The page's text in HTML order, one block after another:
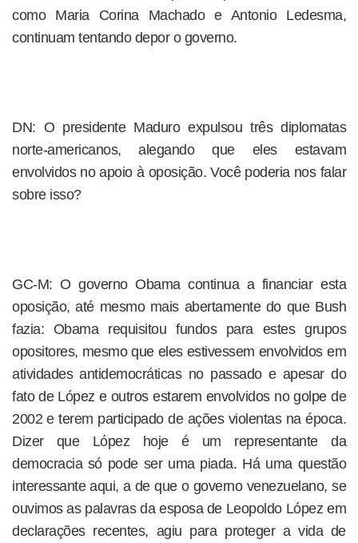
como Maria Corina Machado e Antonio Ledesma,
continuam tentando depor o governo.
DN: O presidente Maduro expulsou três diplomatas
norte-americanos, alegando que eles estavam
envolvidos no apoio à oposição. Você poderia nos falar
sobre isso?
GC-M: O governo Obama continua a financiar esta
oposição, até mesmo mais abertamente do que Bush
fazia: Obama requisitou fundos para estes grupos
opositores, mesmo que eles estivessem envolvidos em
atividades antidemocráticas no passado e apesar do
fato de López e outros estarem envolvidos no golpe de
2002 e terem participado de ações violentas na época.
Dizer que López hoje é um representante da
democracia só pode ser uma piada. Há uma questão
interessante aqui, a de que o governo venezuelano, se
ouvimos as palavras da esposa de Leopoldo López em
declarações recentes, agiu para proteger a vida de